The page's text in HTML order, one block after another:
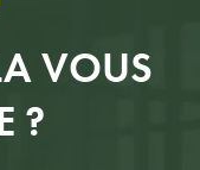
VOUS
?